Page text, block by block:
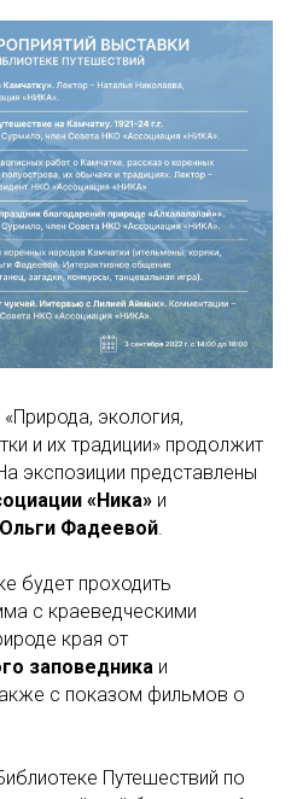
экология,
и их традиции» продолжит
экспозиции представлены
«Ника» и
Ольги Фадеевой.
будет проходить
с краеведческими
края от
заповедника и
с показом фильмов о
Путешествий по